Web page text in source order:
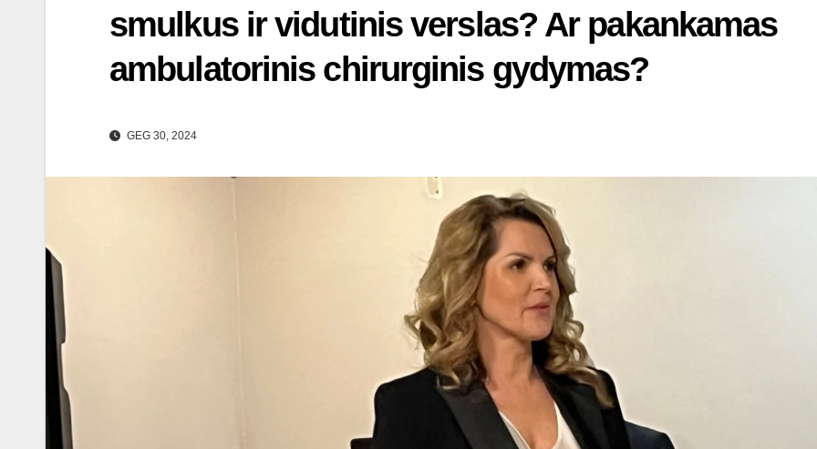
smulkus ir vidutinis verslas? Ar pakankamas
ambulatorinis chirurginis gydymas?
GEG 30, 2024